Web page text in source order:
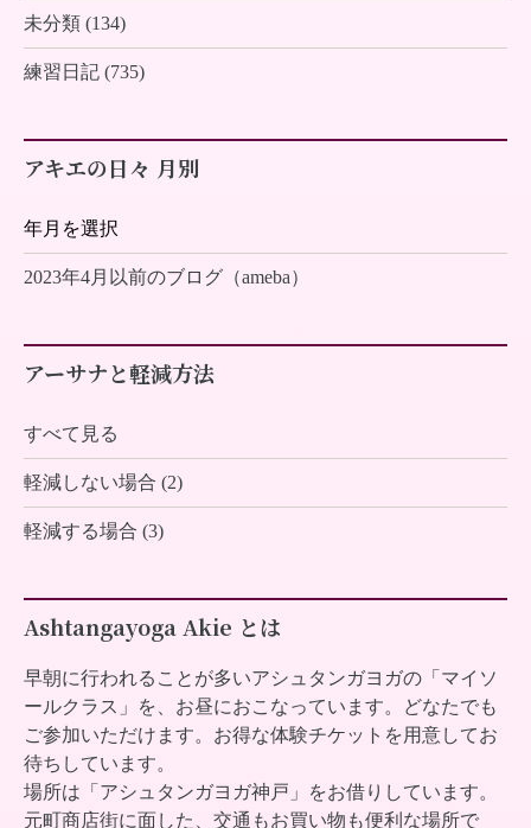
未分類 (134)
練習日記 (735)
アキエの日々 月別
2023年4月以前のブログ（ameba）
アーサナと軽減方法
すべて見る
軽減しない場合 (2)
軽減する場合 (3)
Ashtangayoga Akie とは
早朝に行われることが多いアシュタンガヨガの「マイソ
ールクラス」を、お昼におこなっています。どなたでも
ご参加いただけます。お得な体験チケットを用意してお
待ちしています。
場所は「アシュタンガヨガ神戸」をお借りしています。
元町商店街に面した、交通もお買い物も便利な場所で